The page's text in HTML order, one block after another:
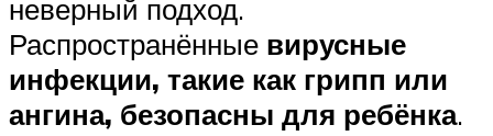
неверный подход.
Распространённые вирусные
инфекции, такие как грипп или
ангина, безопасны для ребёнка.